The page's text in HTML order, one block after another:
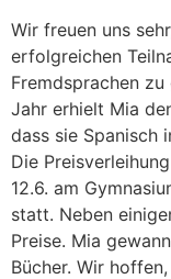
Wir freuen uns
erfolgreichen
Fremdsprachen
Jahr erhielt Mia
dass sie Spanisch
Die
12.6. am
statt. Neben
Preise. Mia
Bücher. Wir